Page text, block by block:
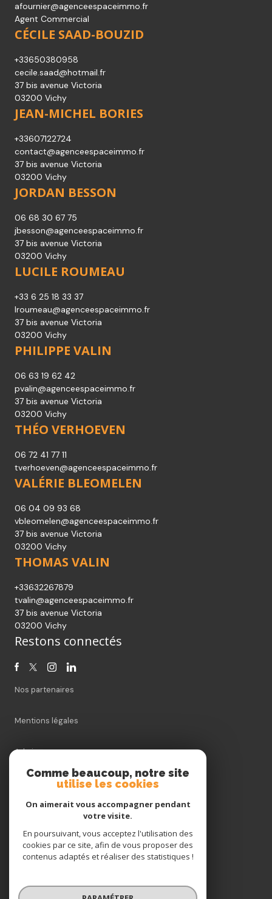
afournier@agenceespaceimmo.fr
Agent Commercial
CÉCILE SAAD-BOUZID
+33650380958
cecile.saad@hotmail.fr
37 bis avenue Victoria
03200 Vichy
JEAN-MICHEL BORIES
+33607122724
contact@agenceespaceimmo.fr
37 bis avenue Victoria
03200 Vichy
JORDAN BESSON
06 68 30 67 75
jbesson@agenceespaceimmo.fr
37 bis avenue Victoria
03200 Vichy
LUCILE ROUMEAU
+33 6 25 18 33 37
lroumeau@agenceespaceimmo.fr
37 bis avenue Victoria
03200 Vichy
PHILIPPE VALIN
06 63 19 62 42
pvalin@agenceespaceimmo.fr
37 bis avenue Victoria
03200 Vichy
THÉO VERHOEVEN
06 72 41 77 11
tverhoeven@agenceespaceimmo.fr
VALÉRIE BLEOMELEN
06 04 09 93 68
vbleomelen@agenceespaceimmo.fr
37 bis avenue Victoria
03200 Vichy
THOMAS VALIN
+33632267879
tvalin@agenceespaceimmo.fr
37 bis avenue Victoria
03200 Vichy
Restons connectés
Nos partenaires
Mentions légales
Admin
Nos honoraires
Cookies
© 2026 | Tous droits réservés
Comme beaucoup, notre site
utilise les cookies
On aimerait vous accompagner pendant
votre visite.
En poursuivant, vous acceptez l'utilisation des
cookies par ce site, afin de vous proposer des
contenus adaptés et réaliser des statistiques !